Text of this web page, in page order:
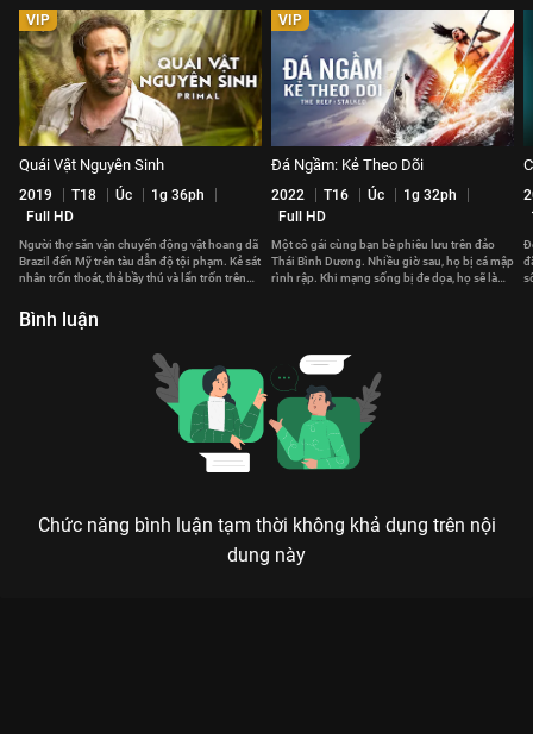
VIP
Quái Vật Nguyên Sinh
2019 T18 Úc
1g 36ph
Full HD
Người thợ săn vận chuyển động vật hoang dã
Brazil đến Mỹ trên tàu dẫn độ tội phạm. Kẻ sát
nhân trốn thoát, thả bầy thú và lẩn trốn trên
VIP
Đá Ngầm: Kẻ Theo Dõi
2022 T16 Úc
1g 32ph
Full HD
Một cô gái cùng bạn bè phiêu lưu trên đảo
Thái Bình Dương. Nhiều giờ sau, họ bị cá mập
rình rập. Khi mạng sống bị đe dọa, họ sẽ làm
Bình luận
Chức năng bình luận tạm thời không khả dụng trên nội
dung này